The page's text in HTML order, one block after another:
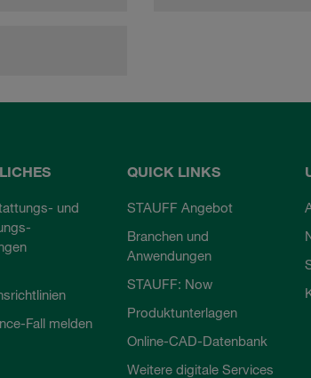
und
Fall melden
QUICK LINKS
STAUFF Angebot
Branchen und
Anwendungen
STAUFF: Now
Produktunterlagen
Online-CAD-Datenbank
Weitere digitale Services